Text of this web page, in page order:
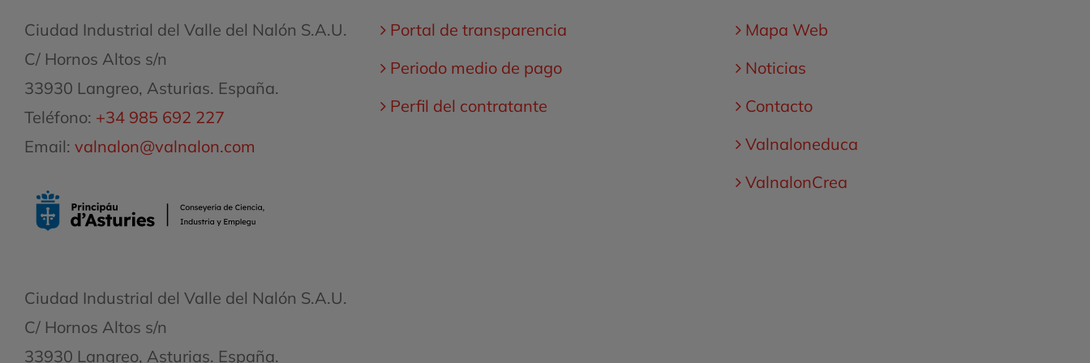
Ciudad Industrial del Valle del Nalón S.A.U.
C/ Hornos Altos s/n
33930 Langreo, Asturias. España.
Teléfono: +34 985 692 227
Email: valnalon@valnalon.com
Ciudad Industrial del Valle del Nalón S.A.U.
C/ Hornos Altos s/n
33930 Langreo, Asturias. España.
Portal de transparencia
Periodo medio de pago
Perfil del contratante
Mapa Web
Noticias
Contacto
Valnaloneduca
ValnalonCrea